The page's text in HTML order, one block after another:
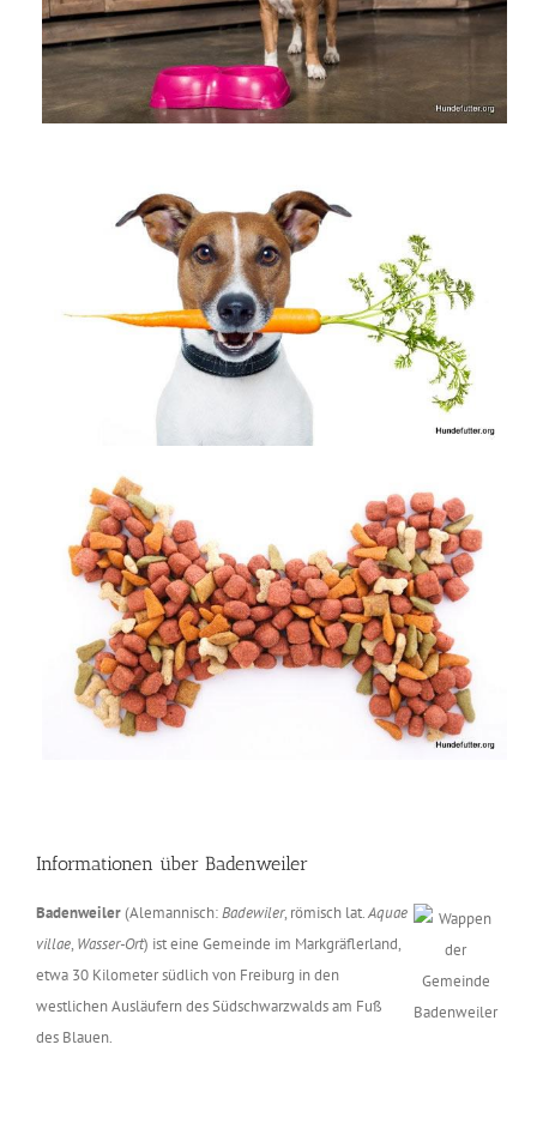
Informationen über Badenweiler
Badenweiler(Alemannisch:Badewiler, römisch lat.Aquae
villae, Wasser-Ort) ist eine Gemeinde im Markgräflerland,
etwa 30 Kilometer südlich von Freiburg in den
westlichen Ausläufern des Südschwarzwalds am Fuß
des Blauen.